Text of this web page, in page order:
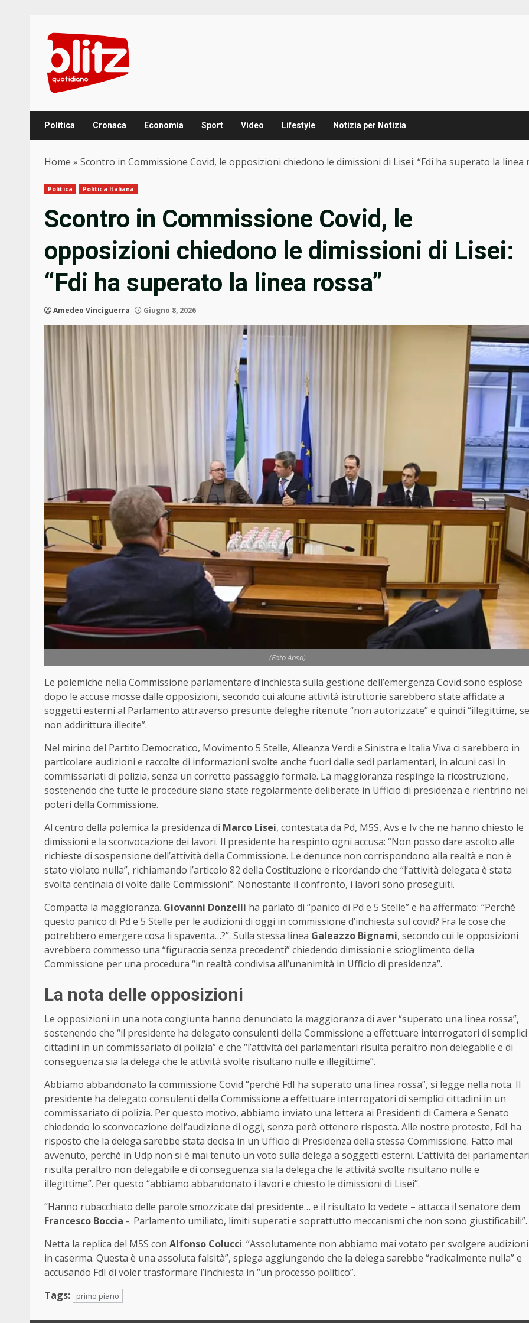
content
Politica Cronaca Economia Sport Video Lifestyle Notizia per Notizia
Home » Scontro in Commissione Covid, le opposizioni chiedono le dimissioni di Lisei: “Fdi ha superato la linea
Politica Politica Italiana
Scontro in Commissione Covid, le
opposizioni chiedono le dimissioni di Lisei:
“Fdi ha superato la linea rossa”
Amedeo Vinciguerra Giugno 8, 2026
(Foto Ansa)
Le polemiche nella Commissione parlamentare d’inchiesta sulla gestione dell’emergenza Covid sono esplose
dopo le accuse mosse dalle opposizioni, secondo cui alcune attività istruttorie sarebbero state affidate a
soggetti esterni al Parlamento attraverso presunte deleghe ritenute “non autorizzate” e quindi “illegittime, se
non addirittura illecite”.
Nel mirino del Partito Democratico, Movimento 5 Stelle, Alleanza Verdi e Sinistra e Italia Viva ci sarebbero in
particolare audizioni e raccolte di informazioni svolte anche fuori dalle sedi parlamentari, in alcuni casi in
commissariati di polizia, senza un corretto passaggio formale. La maggioranza respinge la ricostruzione,
sostenendo che tutte le procedure siano state regolarmente deliberate in Ufficio di presidenza e rientrino nei
poteri della Commissione.
Al centro della polemica la presidenza di Marco Lisei, contestata da Pd, M5S, Avs e Iv che ne hanno chiesto le
dimissioni e la sconvocazione dei lavori. Il presidente ha respinto ogni accusa: “Non posso dare ascolto alle
richieste di sospensione dell’attività della Commissione. Le denunce non corrispondono alla realtà e non è
stato violato nulla”, richiamando l’articolo 82 della Costituzione e ricordando che “l’attività delegata è stata
svolta centinaia di volte dalle Commissioni”. Nonostante il confronto, i lavori sono proseguiti.
Compatta la maggioranza. Giovanni Donzelli ha parlato di “panico di Pd e 5 Stelle” e ha affermato: “Perché
questo panico di Pd e 5 Stelle per le audizioni di oggi in commissione d’inchiesta sul covid? Fra le cose che
potrebbero emergere cosa li spaventa…?”. Sulla stessa linea Galeazzo Bignami, secondo cui le opposizioni
avrebbero commesso una “figuraccia senza precedenti” chiedendo dimissioni e scioglimento della
Commissione per una procedura “in realtà condivisa all’unanimità in Ufficio di presidenza”.
La nota delle opposizioni
Le opposizioni in una nota congiunta hanno denunciato la maggioranza di aver “superato una linea rossa”,
sostenendo che “il presidente ha delegato consulenti della Commissione a effettuare interrogatori di semplici
cittadini in un commissariato di polizia” e che “l’attività dei parlamentari risulta peraltro non delegabile e di
conseguenza sia la delega che le attività svolte risultano nulle e illegittime”.
Abbiamo abbandonato la commissione Covid “perché FdI ha superato una linea rossa”, si legge nella nota. Il
presidente ha delegato consulenti della Commissione a effettuare interrogatori di semplici cittadini in un
commissariato di polizia. Per questo motivo, abbiamo inviato una lettera ai Presidenti di Camera e Senato
chiedendo lo sconvocazione dell’audizione di oggi, senza però ottenere risposta. Alle nostre proteste, FdI ha
risposto che la delega sarebbe stata decisa in un Ufficio di Presidenza della stessa Commissione. Fatto mai
avvenuto, perché in Udp non si è mai tenuto un voto sulla delega a soggetti esterni. L’attività dei
risulta peraltro non delegabile e di conseguenza sia la delega che le attività svolte risultano nulle e
illegittime”. Per questo “abbiamo abbandonato i lavori e chiesto le dimissioni di Lisei”.
“Hanno rubacchiato delle parole smozzicate dal presidente… e il risultato lo vedete – attacca il senatore dem
Francesco Boccia -. Parlamento umiliato, limiti superati e soprattutto meccanismi che non sono giustificabili”.
Netta la replica del M5S con Alfonso Colucci: “Assolutamente non abbiamo mai votato per svolgere audizioni
in caserma. Questa è una assoluta falsità”, spiega aggiungendo che la delega sarebbe “radicalmente nulla” e
accusando FdI di voler trasformare l’inchiesta in “un processo politico”.
Tags:
primo piano